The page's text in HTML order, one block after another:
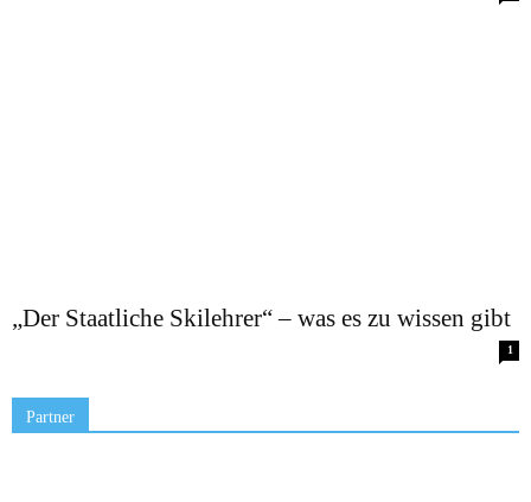
„Der Staatliche Skilehrer“ – was es zu wissen gibt
1
Partner